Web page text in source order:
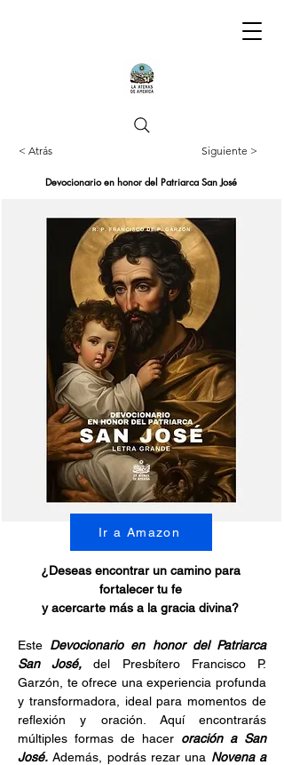
< Atrás Siguiente >
Devocionario en honor del Patriarca San José
Ir a Amazon
¿Deseas encontrar un camino para
fortalecer tu fe
y acercarte más a la gracia divina?
Este Devocionario en honor del Patriarca
San José, del Presbítero Francisco P.
Garzón, te ofrece una experiencia profunda
y transformadora, ideal para momentos de
reflexión y oración. Aquí encontrarás
múltiples formas de hacer oración a San
José. Además, podrás rezar una Novena a